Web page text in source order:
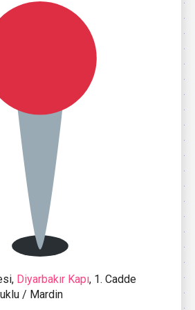
Diyarbakır Kapı, 1. Cadde
/ Mardin